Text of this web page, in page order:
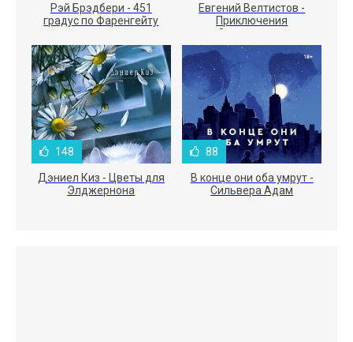
Рэй Брэдбери - 451
градус по Фаренгейту
Евгений Велтистов -
Приключения
Электроника
148
Дэниел Киз - Цветы для
Элджернона
88
В конце они оба умрут -
Сильвера Адам